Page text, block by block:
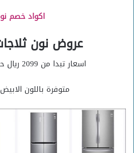
اكواد خصم
عروض نون
اسعار تبدا من 2099 ريال حتي 7499 ريال.
متوفرة باللون